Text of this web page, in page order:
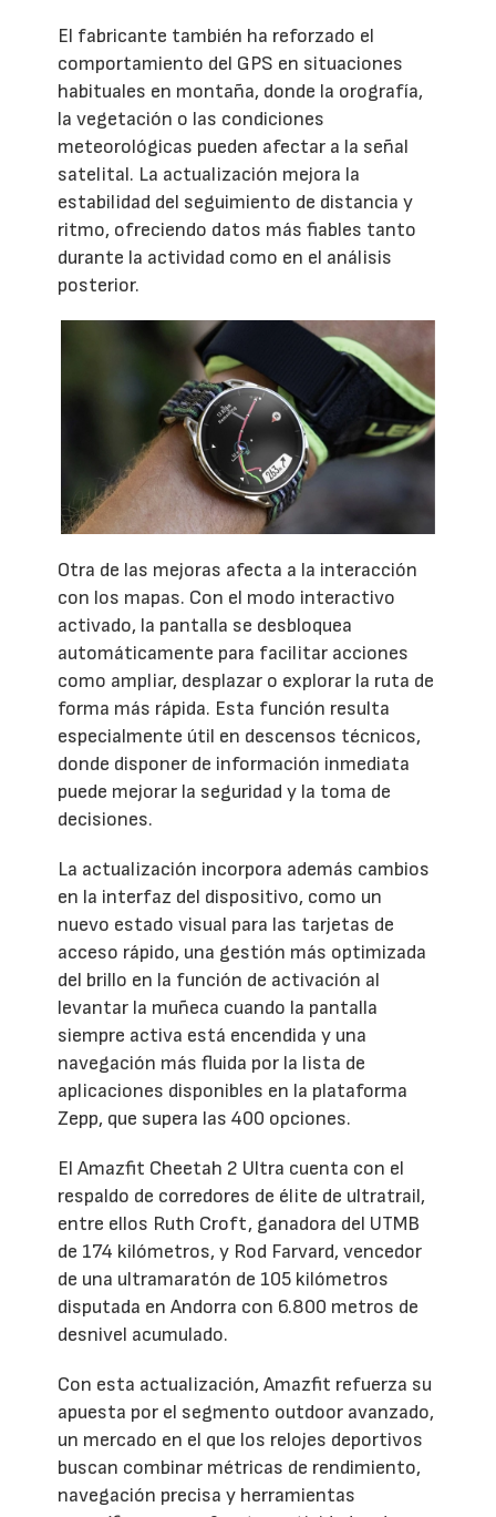
El fabricante también ha reforzado el
comportamiento del GPS en situaciones
habituales en montaña, donde la orografía,
la vegetación o las condiciones
meteorológicas pueden afectar a la señal
satelital. La actualización mejora la
estabilidad del seguimiento de distancia y
ritmo, ofreciendo datos más fiables tanto
durante la actividad como en el análisis
posterior.
Otra de las mejoras afecta a la interacción
con los mapas. Con el modo interactivo
activado, la pantalla se desbloquea
automáticamente para facilitar acciones
como ampliar, desplazar o explorar la ruta de
forma más rápida. Esta función resulta
especialmente útil en descensos técnicos,
donde disponer de información inmediata
puede mejorar la seguridad y la toma de
decisiones.
La actualización incorpora además cambios
en la interfaz del dispositivo, como un
nuevo estado visual para las tarjetas de
acceso rápido, una gestión más optimizada
del brillo en la función de activación al
levantar la muñeca cuando la pantalla
siempre activa está encendida y una
navegación más fluida por la lista de
aplicaciones disponibles en la plataforma
Zepp, que supera las 400 opciones.
El Amazfit Cheetah 2 Ultra cuenta con el
respaldo de corredores de élite de ultratrail,
entre ellos Ruth Croft, ganadora del UTMB
de 174 kilómetros, y Rod Farvard, vencedor
de una ultramaratón de 105 kilómetros
disputada en Andorra con 6.800 metros de
desnivel acumulado.
Con esta actualización, Amazfit refuerza su
apuesta por el segmento outdoor avanzado,
un mercado en el que los relojes deportivos
buscan combinar métricas de rendimiento,
navegación precisa y herramientas